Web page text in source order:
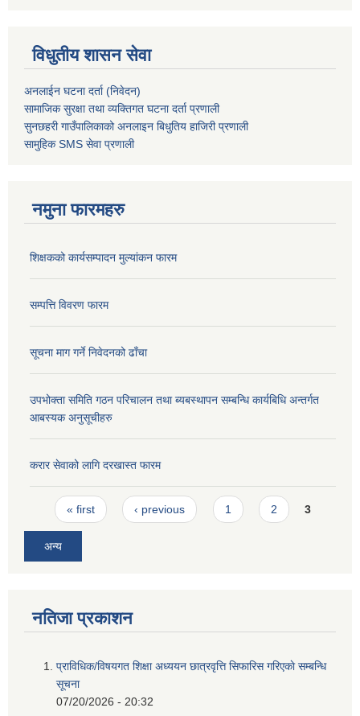
विधुतीय शासन सेवा
अनलाईन घटना दर्ता (निवेदन)
सामाजिक सुरक्षा तथा व्यक्तिगत घटना दर्ताप्रणाली
सुनछहरी गाउँपालिकाको अनलाइन बिधुतिय हाजिरी प्रणाली
सामुहिकSMS सेवाप्रणाली
नमुना फारमहरु
शिक्षकको कार्यसम्पादन मुल्यांकन फारम
सम्पत्ति विवरण फारम
सूचना माग गर्ने निवेदनको ढाँचा
उपभोक्ता समिति गठन परिचालन तथा ब्यबस्थापन सम्बन्धि कार्यबिधि अन्तर्गत
आबस्यक अनुसूचीहरु
करार सेवाको लागि दरखास्त फारम
Pages
« first ‹ previous 1 2 3
अन्य
नतिजा प्रकाशन
प्राविधिक/विषयगत शिक्षा अध्ययन छात्रवृत्ति सिफारिस गरिएकाे सम्बन्धि
सूचना
07/20/2026 - 20:32